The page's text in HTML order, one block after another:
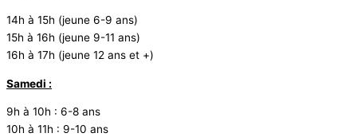
14h à 15h (jeune 6-9 ans)
15h à 16h (jeune 9-11 ans)
16h à 17h (jeune 12 ans et +)
Samedi :
9h à 10h : 6-8 ans
10h à 11h : 9-10 ans